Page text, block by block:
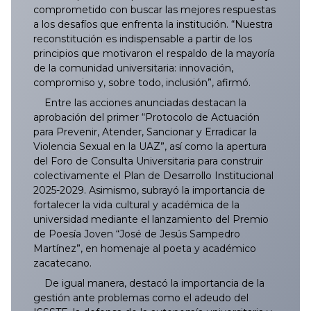
054/2025
055/2025
056/2025
057/2025
058/2025
059/2025
060/2025
061/2025
062/2025
153/2025
154/2025
155/2025
156/2025
157/2025
158/2025
159/2025
160/2025
161/2025
252/2025
253/2025
254/2025
255/2025
256/2025
257/2025
258/2025
259/2025
260/2025
351/2025
352/2025
353/2025
354/2025
355/2025
356/2025
357/2025
358/2025
359/2025
450/2025
451/2025
453/2025
452/2025
454/2025
455/2025
456/2025
457/2025
458/2025
548/2025
549/2025
550/2025
551/2025
552/2025
553/2025
554/2025
555/2025
556/2025
648/2025
649/2025
650/2025
651/2025
652/2025
653/2025
654/2025
655/2025
656/2025
747/2025
748/2025
749/2025
750/2025
751/2025
752/2025
753/2025
754/2025
755/2025
846/2025
847/2025
848/2025
849/2025
850/2025
851/2025
852/2025
853/2025
854/2025
053/2026
054/2026
055/2026
056/2026
057/2026
058/2026
059/2026
060/2026
061/2026
152/2026
153/2026
154/2026
155/2026
156/2026
157/2026
158/2026
159/2026
160/2026
251/2026
252/2026
253/2026
254/2026
255/2026
256/2026
257/2026
258/2026
259/2026
350/2026
351/2026
352/2026
353/2026
354/2026
355/2026
356/2026
357/2026
358/2026
449/2026
450/2026
451/2026
452/2026
453/2026
454/2026
455/2026
456/2026
457/2026
549/2026
550/2026
551/2026
552/2026
553/2026
554/2026
555/2026
556/2026
557/2026
647/2026
648/2026
649/2026
650/2026
651/2026
652/2026
653/2026
654/2026
655/2026
comprometido con buscar las mejores respuestas
a los desafíos que enfrenta la institución. “Nuestra
reconstitución es indispensable a partir de los
principios que motivaron el respaldo de la mayoría
de la comunidad universitaria: innovación,
compromiso y, sobre todo, inclusión”, afirmó.
Entre las acciones anunciadas destacan la
aprobación del primer “Protocolo de Actuación
para Prevenir, Atender, Sancionar y Erradicar la
Violencia Sexual en la UAZ”, así como la apertura
del Foro de Consulta Universitaria para construir
colectivamente el Plan de Desarrollo Institucional
2025-2029. Asimismo, subrayó la importancia de
fortalecer la vida cultural y académica de la
universidad mediante el lanzamiento del Premio
de Poesía Joven “José de Jesús Sampedro
Martínez”, en homenaje al poeta y académico
zacatecano.
De igual manera, destacó la importancia de la
gestión ante problemas como el adeudo del